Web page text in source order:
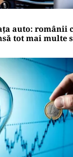
auto: românii
tot mai multe